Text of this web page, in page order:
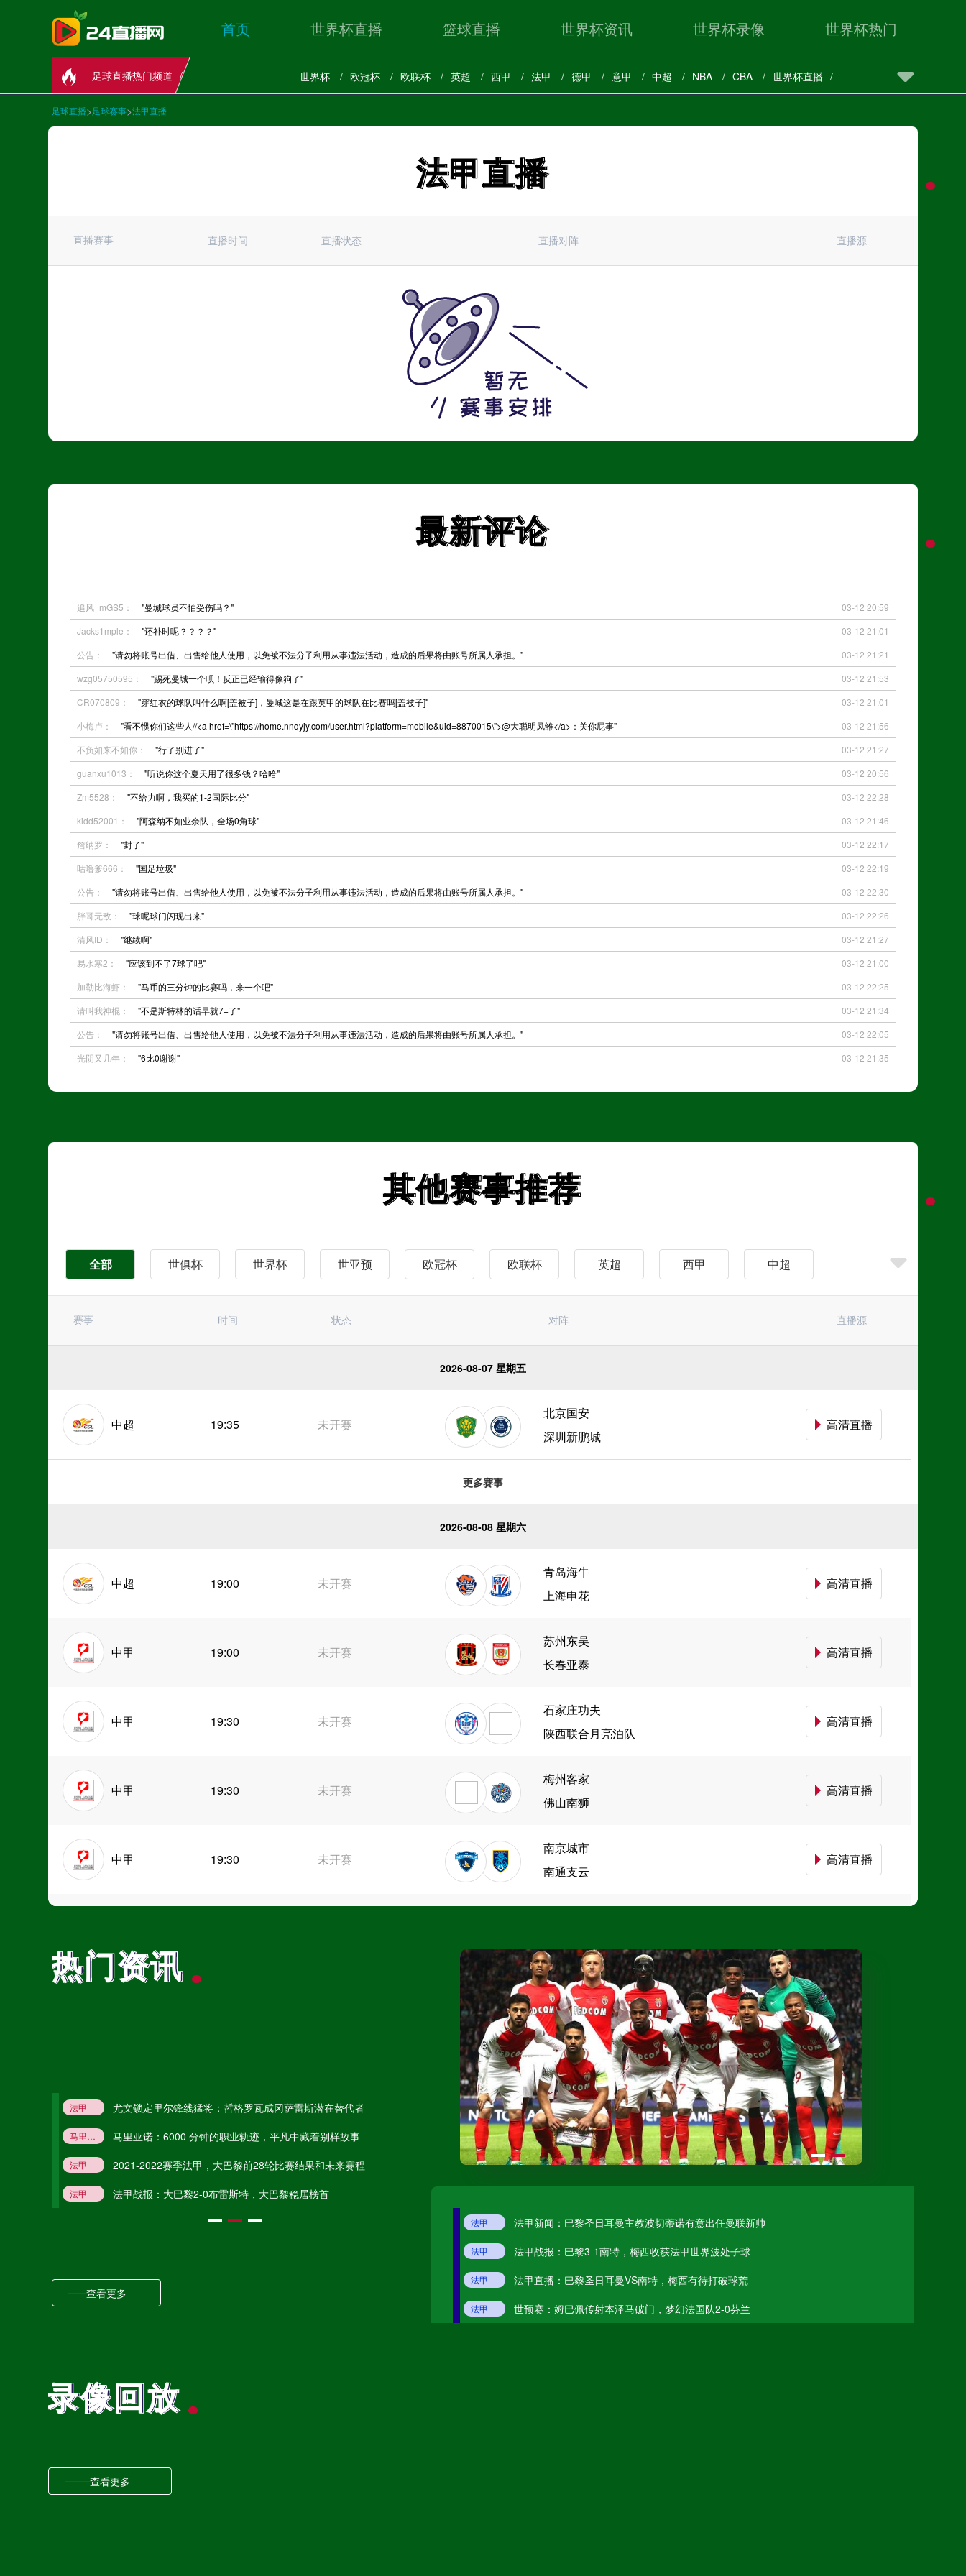
首页 世界杯直播 篮球直播 世界杯资讯 世界杯录像 世界杯热门
足球直播热门频道 世界杯 欧冠杯 欧联杯 英超 西甲 法甲 德甲 意甲 中超 NBA CBA 世界杯直播
足球直播>足球赛事>法甲直播
法甲直播
法甲直播
直播赛事 直播时间 直播状态 直播对阵 直播源
最新评论
最新评论
追风_mGS5： 03-12 20:59
"曼城球员不怕受伤吗？"
Jacks1mple：
03-12 21:01
"还补时呢？？？？"
公告：
03-12 21:21
"请勿将账号出借、出售给他人使用，以免被不法分子利用从事违法活动，造成的后果将由账号所属人承担。"
wzg05750595：
03-12 21:53
"踢死曼城一个呗！反正已经输得像狗了"
CR070809：
03-12 21:01
"穿红衣的球队叫什么啊[盖被子]，曼城这是在跟英甲的球队在比赛吗[盖被子]"
小梅卢：
03-12 21:56
"看不惯你们这些人//<a href=\"https://home.nnqyjy.com/user.html?platform=mobile&uid=8870015\">@大聪明凤雏</a>：关你屁事"
不负如来不如你：
03-12 21:27
"行了别进了"
guanxu1013：
03-12 20:56
"听说你这个夏天用了很多钱？哈哈"
Zm5528：
03-12 22:28
"不给力啊，我买的1-2国际比分"
kidd52001：
03-12 21:46
"阿森纳不如业余队，全场0角球"
詹纳罗：
03-12 22:17
"封了"
咕噜爹666：
03-12 22:19
"国足垃圾"
公告：
03-12 22:30
"请勿将账号出借、出售给他人使用，以免被不法分子利用从事违法活动，造成的后果将由账号所属人承担。"
胖哥无敌：
03-12 22:26
"球呢球门闪现出来"
清风ID：
03-12 21:27
"继续啊"
易水寒2：
03-12 21:00
"应该到不了7球了吧"
加勒比海虾：
03-12 22:25
"马币的三分钟的比赛吗，来一个吧"
请叫我神棍：
03-12 21:34
"不是斯特林的话早就7+了"
公告：
03-12 22:05
"请勿将账号出借、出售给他人使用，以免被不法分子利用从事违法活动，造成的后果将由账号所属人承担。"
光阴又几年：
03-12 21:35
"6比0谢谢"
其他赛事推荐
其他赛事推荐
全部 世俱杯 世界杯 世亚预 欧冠杯 欧联杯 英超 西甲 中超
法甲 亚冠杯
挪超 瑞典超
巴西杯
赛事 时间 状态 对阵 直播源
2026-08-07 星期五
中超 19:35 未开赛
北京国安
深圳新鹏城
高清直播
更多赛事
2026-08-08 星期六
中超 19:00 未开赛
青岛海牛
上海申花
高清直播
中甲 19:00 未开赛
苏州东吴
长春亚泰
高清直播
中甲 19:30 未开赛
石家庄功夫
陕西联合月亮泊队
高清直播
中甲 19:30 未开赛
梅州客家
佛山南狮
高清直播
中甲 19:30 未开赛
南京城市
南通支云
高清直播
大连英博
辽宁铁人
高清直播
云南玉昆
成都蓉城
高清直播
中甲 20:00 未开赛
定南赣联
大连鲲城
高清直播
巴西甲
格雷米奥
圣保罗
热门资讯
热门资讯
法甲 法甲直播 法甲咨询
尤文锁定里尔锋线猛将：哲格罗瓦成冈萨雷斯潜在替代者
马里亚诺 职业生涯 皇马 里昂 阿拉维斯
马里亚诺：6000 分钟的职业轨迹，平凡中藏着别样故事​
法甲 法甲大巴黎 大巴黎 大巴黎前28轮比赛结果 大巴黎未来赛程
2021-2022赛季法甲，大巴黎前28轮比赛结果和未来赛程
法甲 大巴黎2-0布雷斯特 大巴黎 布雷斯特 法甲大巴黎 法甲布雷斯特
法甲战报：大巴黎2-0布雷斯特，大巴黎稳居榜首
皇马 姆巴佩 西甲
已拍案！皇马与姆巴佩敲定合同，年薪2100万+4000万
巴黎圣日耳曼 里尔 里昂 摩纳哥
意外数据，法甲本赛季欧战积分变成第一
大巴黎2-0摩纳哥 梅西 姆巴佩 大巴黎 摩纳哥 法甲大巴黎 法甲摩纳哥
法甲战报：大巴黎2-0摩纳哥，梅西助攻姆巴佩打进2球
查看更多
摩纳哥：法甲赛场的青春风暴与复兴之路
甲直播：圣埃蒂安VS巴黎，梅西首球后能否延续雄风？
朗斯 昂热 朗斯VS昂热
甲直播：朗斯VS昂热，客队锋线落后一档
欧冠战报 曼城 巴黎
冠战报：曼城2-1巴黎，姆巴佩破门两队携手出线
法甲 法甲新闻 法甲巴黎圣日耳曼 巴黎圣日耳曼 波切蒂诺 曼联
法甲新闻：巴黎圣日耳曼主教波切蒂诺有意出任曼联新帅
法甲 法甲战报 巴黎3-1南特 巴黎圣日耳曼 南特 梅西
法甲战报：巴黎3-1南特，梅西收获法甲世界波处子球
法甲 法甲直播 巴黎圣日耳曼 南特 巴黎圣日耳曼vs南特 梅西
法甲直播：巴黎圣日耳曼VS南特，梅西有待打破球荒
法甲 世预赛 姆巴佩 本泽马 法国 芬兰
世预赛：姆巴佩传射本泽马破门，梦幻法国队2-0芬兰
录像回放
录像回放
查看更多